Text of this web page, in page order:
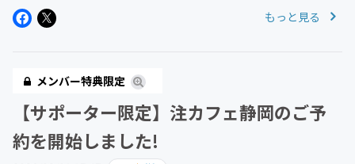
ヒーやジュースなどのドリンクを無料で提供します。 50
もっと見る
メンバー特典限定
【サポーター限定】注カフェ静岡のご予
約を開始しました!